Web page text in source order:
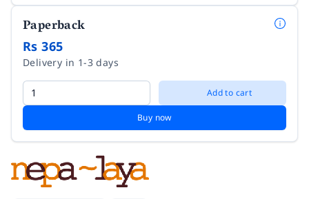
Paperback
Rs 365
Delivery in 1-3 days
Add to cart
Buy now